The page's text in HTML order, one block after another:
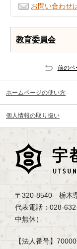
お問い合わせ
教育委員会
前のペ
ホームページの使い方
個人情報の取り扱い
〒320-8540 栃木
代表電話：028-
中無休）
【法人番号】